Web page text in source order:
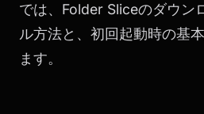
では、Folder Sliceのダウン
ル方法と、初回起動時の基
ます。